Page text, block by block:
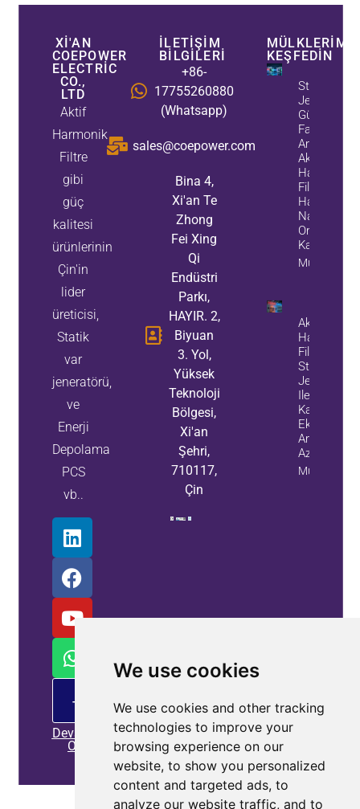
We use cookies
We use cookies and other tracking
technologies to improve your
browsing experience on our
website, to show you personalized
content and targeted ads, to
analyze our website traffic, and to
XI'AN
COEPOWER
ELECTRIC
CO.,
LTD
Aktif
Harmonik
Filtre
gibi
güç
kalitesi
ürünlerinin
Çin'in
lider
üreticisi,
Statik
var
jeneratörü,
ve
Enerji
Depolama
PCS
vb..
Teklif
Devamını
Oku
İLETIŞIM
BILGILERI
+86-
17755260880
(Whatsapp)
sales@coepower.com
Bina 4,
Xi'an Te
Zhong
Fei Xing
Qi
Endüstri
Parkı,
HAYIR. 2,
Biyuan
3. Yol,
Yüksek
Teknoloji
Bölgesi,
Xi'an
Şehri,
710117,
Çin
KEŞFEDIN
Statik Var
Güç
Faktörünü
Artırırken
Aktif
Harmonik
Filtreler
Nasıl
Ortadan
Kaldırır?
Mülk Bilgileri
Aktif
Harmonik
Filtreler Ve
Statik Var
Ile Enerji
Kaybını Ve
Ekipman
Arızalarını
Azaltın
Mülk Bilgileri
Gizlilik Politikası|Bize Ulaşın